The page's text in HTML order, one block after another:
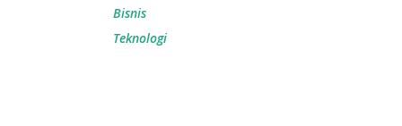
Bisnis
Teknologi